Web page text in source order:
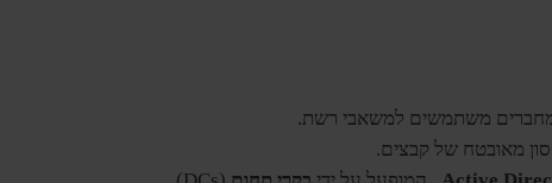
משתמשים למשאבי רשת.
מאובטח של קבצים.